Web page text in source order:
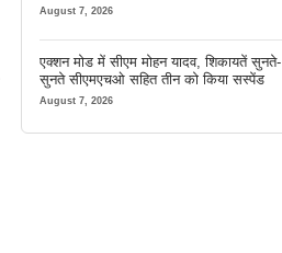
August 7, 2026
एक्शन मोड में सीएम मोहन यादव, शिकायतें सुनते-
सुनते सीएमएचओ सहित तीन को किया सस्पेंड
August 7, 2026